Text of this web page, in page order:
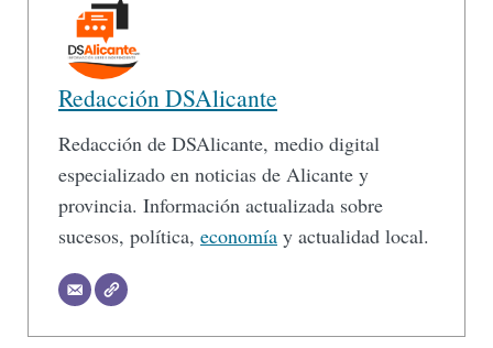
Redacción DSAlicante
Redacción de DSAlicante, medio digital
especializado en noticias de Alicante y
provincia. Información actualizada sobre
sucesos, política, economía y actualidad local.